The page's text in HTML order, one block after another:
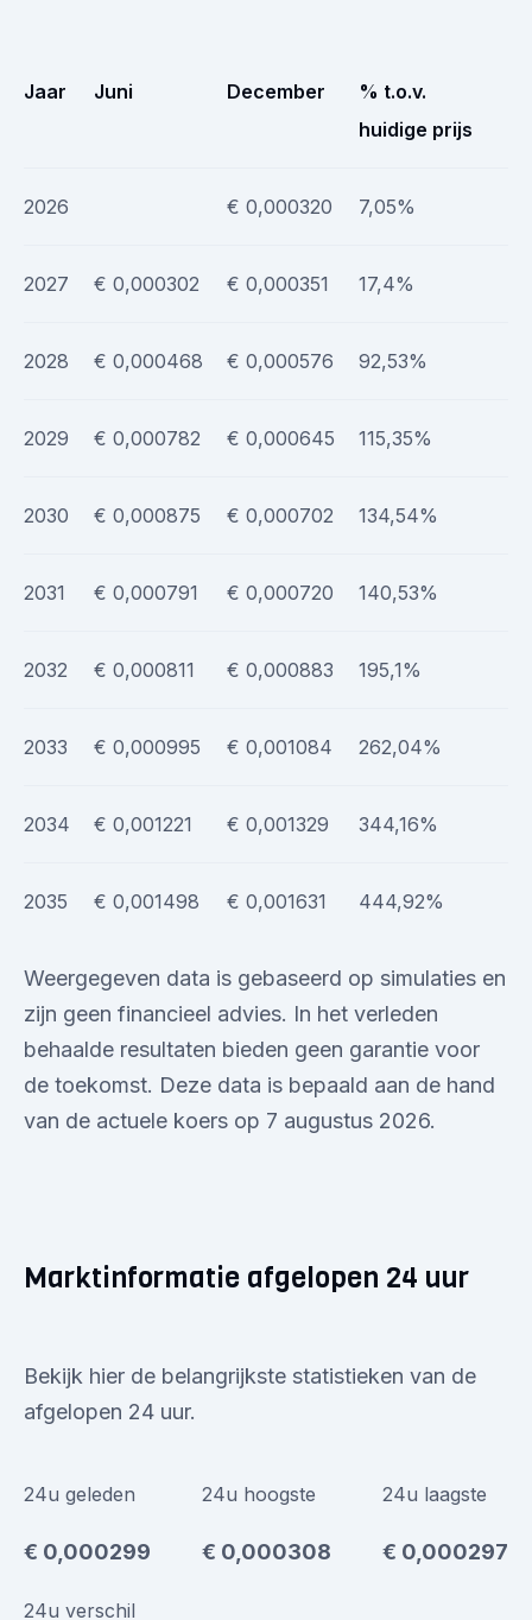
Jaar Juni December
% t.o.v.
huidige prijs
2026 € 0,000320 7,05%
2027 € 0,000302 € 0,000351 17,4%
2028 € 0,000468 € 0,000576 92,53%
2029 € 0,000782 € 0,000645 115,35%
2030 € 0,000875 € 0,000702 134,54%
2031 € 0,000791 € 0,000720 140,53%
2032 € 0,000811 € 0,000883 195,1%
2033 € 0,000995 € 0,001084 262,04%
2034 € 0,001221 € 0,001329 344,16%
2035 € 0,001498 € 0,001631 444,92%
Weergegeven data is gebaseerd op simulaties en
zijn geen financieel advies. In het verleden
behaalde resultaten bieden geen garantie voor
de toekomst. Deze data is bepaald aan de hand
van de actuele koers op 7 augustus 2026.
Marktinformatie afgelopen 24 uur
Bekijk hier de belangrijkste statistieken van de
afgelopen 24 uur.
24u geleden
€ 0,000299
24u hoogste
€ 0,000308
24u laagste
€ 0,000297
24u verschil